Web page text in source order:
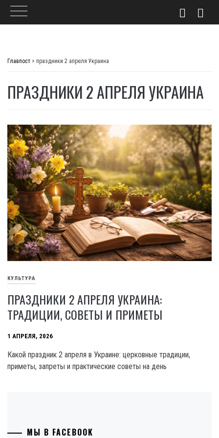
Главпост > праздники 2 апреля Украина
ПРАЗДНИКИ 2 АПРЕЛЯ УКРАИНА
КУЛЬТУРА
ПРАЗДНИКИ 2 АПРЕЛЯ УКРАИНА:
ТРАДИЦИИ, СОВЕТЫ И ПРИМЕТЫ
1 АПРЕЛЯ, 2026
Какой праздник 2 апреля в Украине: церковные традиции,
приметы, запреты и практические советы на день
МЫ В FACEBOOK